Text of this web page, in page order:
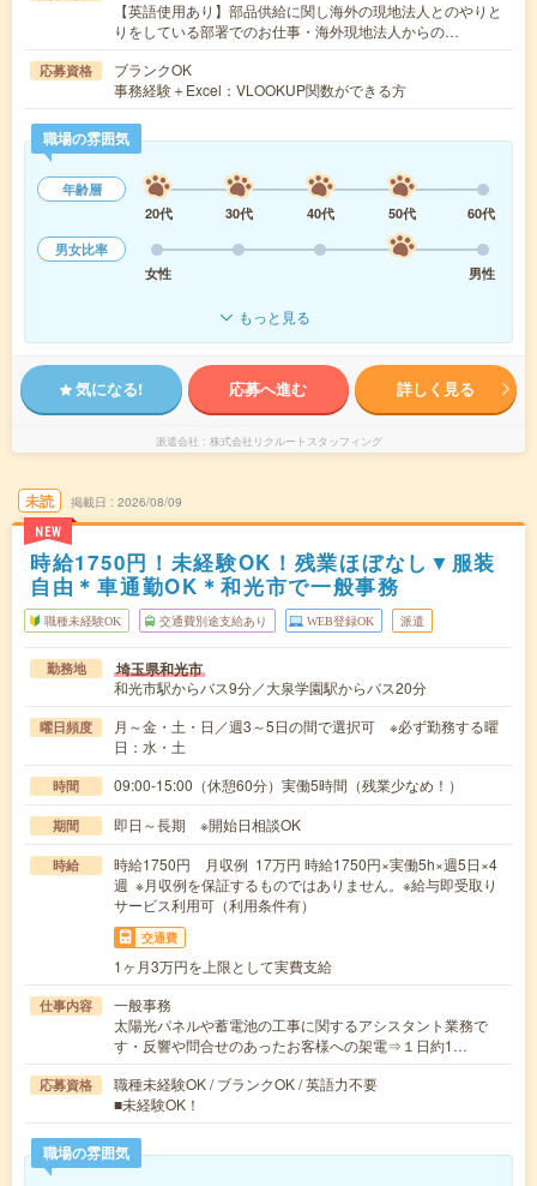
【英語使用あり】部品供給に関し海外の現地法人とのやりと
りをしている部署でのお仕事・海外現地法人からの…
応募資格
ブランクOK
事務経験＋Excel：VLOOKUP関数ができる方
職場の雰囲気
年齢層
20代
30代 40代 50代
60代
男女比率
女性
男性
もっと見る
気になる! 応募へ進む 詳しく見る
派遣会社 株式会社リクルートスタッフィング
未読
NEW
掲載日 2026/08/09
時給1750円！未経験OK！残業ほぼなし▼服装
自由＊車通勤OK＊和光市で一般事務
職種未経験OK 交通費別途支給あり WEB登録OK 派遣
勤務地 埼玉県和光市
和光市駅からバス9分／大泉学園駅からバス20分
曜日頻度
月～金・土・日／週3～5日の間で選択可 ※必ず勤務する曜
日：水・土
時間 09:00-15:00（休憩60分）実働5時間（残業少なめ！）
期間 即日～長期 ※開始日相談OK
時給
時給1750円 月収例 17万円 時給1750円×実働5h×週5日×4
週 ※月収例を保証するものではありません。※給与即受取り
サービス利用可（利用条件有）
交通費
1ヶ月3万円を上限として実費支給
仕事内容
一般事務
太陽光パネルや蓄電池の工事に関するアシスタント業務で
す・反響や問合せのあったお客様への架電⇒１日約1…
応募資格
職種未経験OK / ブランクOK / 英語力不要
■未経験OK！
職場の雰囲気